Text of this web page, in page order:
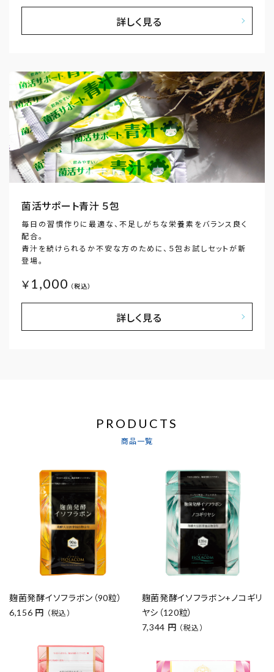
詳しく見る
菌活サポート青汁 ５包
毎日の習慣作りに最適な、不足しがちな栄養素をバランス良く
配合。
青汁を続けられるか不安な方のために、５包お試しセットが新
登場。
￥ 1,000 （税込）
詳しく見る
PRODUCTS
商品一覧
麹菌発酵イソフラボン（90粒）
6,156 円 （税込）
麹菌発酵イソフラボン+ノコギリ
ヤシ（120粒）
7,344 円 （税込）